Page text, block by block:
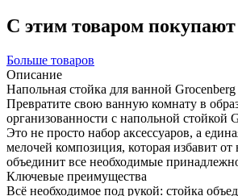
С этим товаром покупают
Больше товаров
Описание
Напольная стойка для ванной
Превратите свою ванную комнату в
организованности с напольной стойкой
Это не просто набор аксессуаров, а
мелочей композиция, которая избавит
объединит все необходимые
Ключевые преимущества
Всё необходимое под рукой: стойка